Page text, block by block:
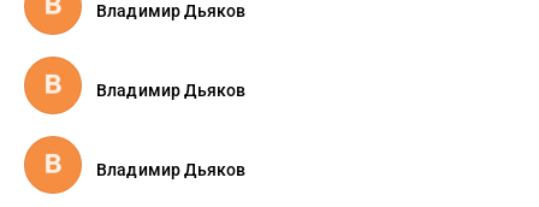
Владимир Дьяков
Владимир Дьяков
Владимир Дьяков